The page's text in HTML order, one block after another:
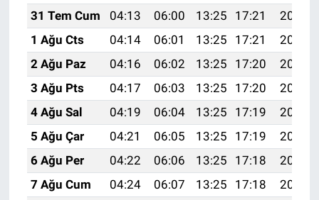
31 Tem Cum
04:13 06:00 13:25 17:21
20:41
1 Ağu Cts
04:14 06:01 13:25 17:21
20:40
2 Ağu Paz
04:16 06:02 13:25 17:20
20:39
3 Ağu Pts
04:17 06:03 13:25 17:20
20:37
4 Ağu Sal
04:19 06:04 13:25 17:19
20:36
5 Ağu Çar
04:21 06:05 13:25 17:19
20:35
6 Ağu Per
04:22 06:06 13:25 17:18
20:34
7 Ağu Cum
04:24 06:07 13:25 17:18
20:33